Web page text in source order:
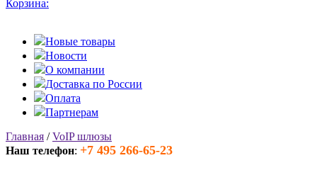
Корзина:
Новые товары
Новости
О компании
Доставка по России
Оплата
Партнерам
Главная /VoIP шлюзы
Наш телефон: +7 495 266-65-23